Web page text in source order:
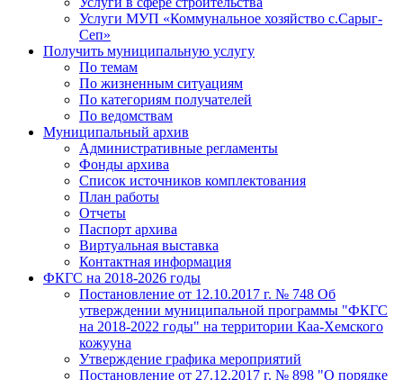
Услуги МУП «Коммунальное хозяйство с.Сарыг-
Сеп»
Получить муниципальную услугу
По темам
По жизненным ситуациям
По категориям получателей
По ведомствам
Муниципальный архив
Административные регламенты
Фонды архива
Список источников комплектования
План работы
Отчеты
Паспорт архива
Виртуальная выставка
Контактная информация
ФКГС на 2018-2026 годы
Постановление от 12.10.2017 г. № 748 Об
утверждении муниципальной программы "ФКГС
на 2018-2022 годы" на территории Каа-Хемского
кожууна
Утверждение графика мероприятий
Постановление от 27.12.2017 г. № 898 "О порядке